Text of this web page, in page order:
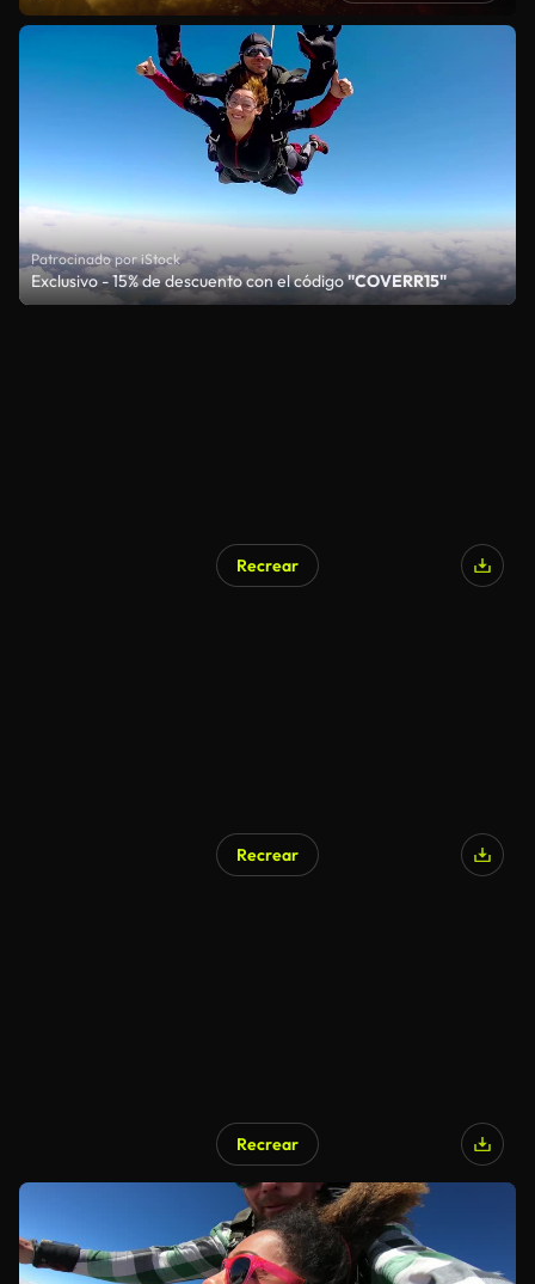
Patrocinado por iStock
Exclusivo - 15% de descuento con el código"COVERR15"
Recrear
Recrear
Recrear